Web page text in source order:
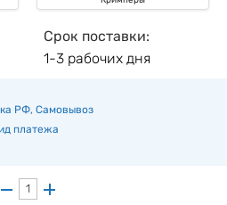
Срок поставки:
1-3 рабочих дня
РФ, Самовывоз
платежа